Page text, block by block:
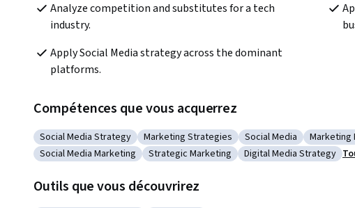
Analyze competition and substitutes for a tech
industry.
Apply Social Media strategy across the dominant
platforms.
Compétences que vous acquerrez
Catégorie : Social Media Strategy
Social Media Strategy Catégorie : Marketing Strategies
Marketing Strategies Catégorie : Social
Social Media Marketing
Catégorie : Social Media Marketing
Social Media Marketing Catégorie : Strategic Marketing
Strategic Marketing Catégorie : Digital
Digital Media Strategy
Outils que vous découvrirez